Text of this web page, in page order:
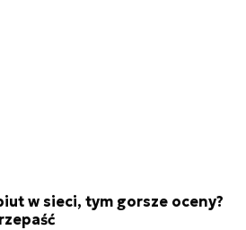
w sieci, tym gorsze oceny?